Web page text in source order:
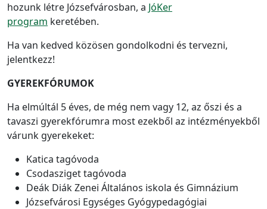
hozunk létre Józsefvárosban, a JóKer
program keretében.
Ha van kedved közösen gondolkodni és tervezni,
jelentkezz!
GYEREKFÓRUMOK
Ha elmúltál 5 éves, de még nem vagy 12, az őszi és a
tavaszi gyerekfórumra most ezekből az intézményekből
várunk gyerekeket:
Katica tagóvoda
Csodasziget tagóvoda
Deák Diák Zenei Általános iskola és Gimnázium
Józsefvárosi Egységes Gyógypedagógiai